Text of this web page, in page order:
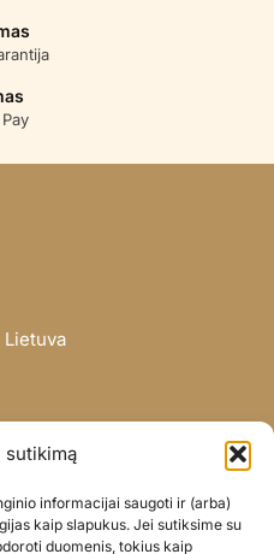
sutikimą
informacijai saugoti ir (arba)
kaip slapukus. Jei sutiksime su
duomenis, tokius kaip
Lietuva